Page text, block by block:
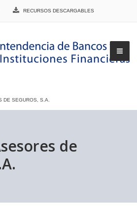
RECURSOS DESCARGABLES
DE SEGUROS, S.A.
de